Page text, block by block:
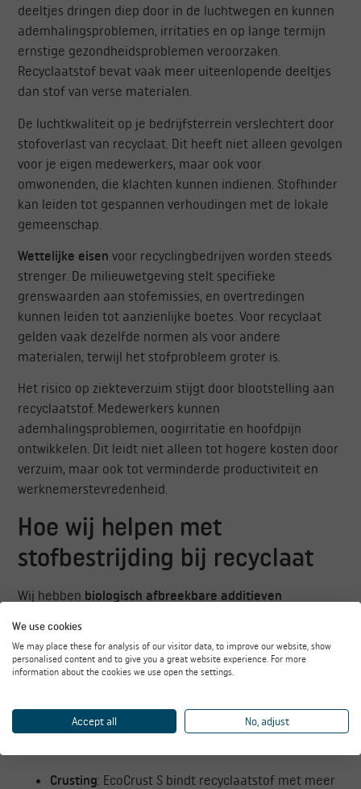
deeltjes dringen diep door in de luchtwegen en kunnen
ademhalingsproblemen, irritaties en op lange termijn
ernstige gezondheidsproblemen veroorzaken.
Recyclaatstof bevat vaak meer uiteenlopende deeltjes
dan stof van verse materialen.
De luchtkwaliteit op je bedrijfsterrein verslechtert door
stofoverlast van recyclaat. Dit heeft niet alleen gevolgen
voor je eigen medewerkers, maar ook voor
omwonenden, die klachten kunnen indienen. Stofhinder
kan leiden tot gespannen verhoudingen met de lokale
gemeenschap.
Wettelijke eisen voor recyclingbedrijven worden steeds
strenger. De milieuwetgeving stelt specifieke
grenswaarden aan stofemissies, en overtredingen
kunnen leiden tot aanzienlijke boetes. Voor recyclaat
gelden vaak dezelfde normen als voor andere
materialen, terwijl het stofprobleem groter is.
Het risico op ziekteverzuim stijgt door blootstelling aan
recyclaatstof. Medewerkers kunnen
ademhalingsproblemen, oogirritatie en hoofdpijn
ontwikkelen. Dit leidt niet alleen tot hogere kosten door
verzuim, maar ook tot verminderde productiviteit en
werknemerstevredenheid.
Hoe wij helpen met
stofbestrijding bij recyclaat
Wij hebben biologisch afbreekbare additieven
recyclaatstof. Onze oplossingen binden stofdeeltjes
direct bij de bron en verminderen het waterverbruik met
70 tot 80 procent vergeleken met traditionele
Onze aanpak voor stofbestrijding bij recyclaat omvat
Crusting: EcoCrust S bindt recyclaatstof met meer
We use cookies
We may place these for analysis of our visitor data, to improve our website, show
personalised content and to give you a great website experience. For more
information about the cookies we use open the settings.
Accept all No, adjust